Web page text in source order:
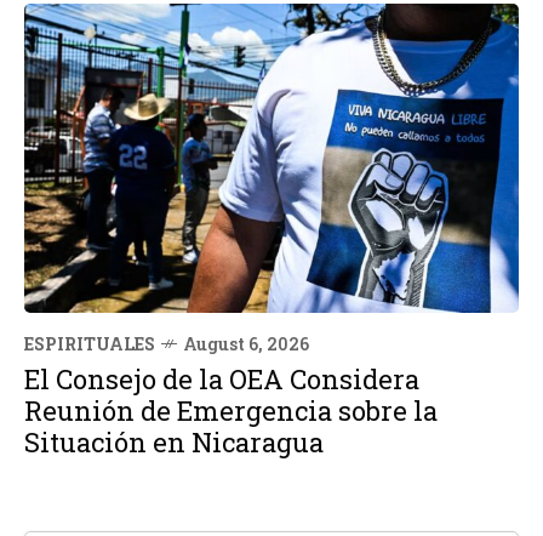
ESPIRITUALES August 6, 2026
El Consejo de la OEA Considera
Reunión de Emergencia sobre la
Situación en Nicaragua